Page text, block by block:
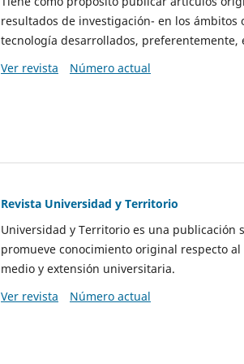
resultados de investigación- en los ámbitos
tecnología desarrollados, preferentemente,
Ver revista
Número actual
Revista Universidad y Territorio
Universidad y Territorio es una publicación
promueve conocimiento original respecto
medio y extensión universitaria.
Ver revista
Número actual